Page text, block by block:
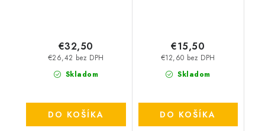
Skladom
€26,42 bez DPH
€32,50
DO KOŠÍKA
Skladom
€12,60 bez DPH
€15,50
DO KOŠÍKA